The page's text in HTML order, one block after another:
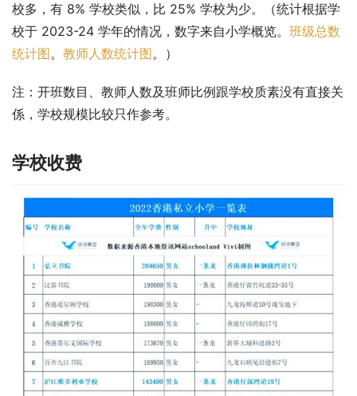
校多，有 8% 学校类似，比 25% 学校为少。（统计根据学
校于 2023-24 学年的情况，数字来自小学概览。 班级总数
统计图。 教师人数统计图。）
注：开班数目、教师人数及班师比例跟学校质素没有直接关
係，学校规模比较只作参考。
学校收费